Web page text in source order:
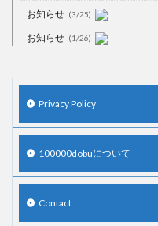
お知らせ (3/25)
お知らせ (1/26)
(7/13)
Privacy Policy
100000dobuについて
Contact